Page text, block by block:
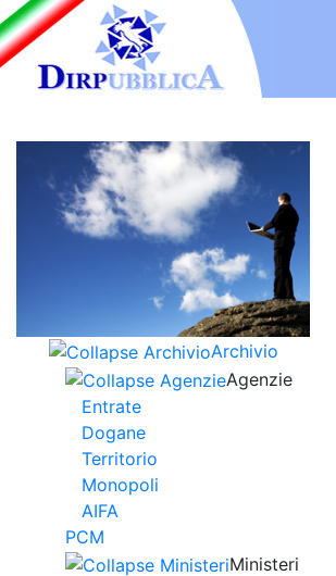
Archivio
Agenzie
Entrate
Dogane
Territorio
Monopoli
AIFA
PCM
Ministeri